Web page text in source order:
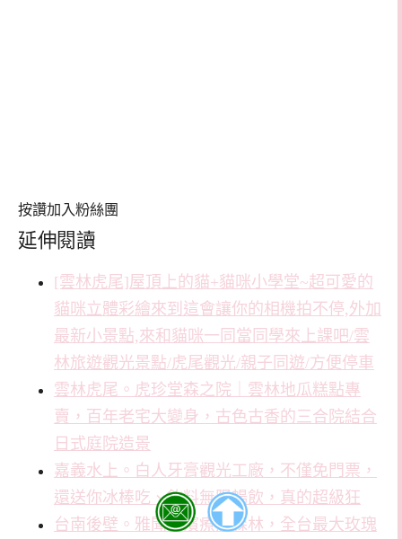
按讚加入粉絲團
延伸閱讀
[雲林虎尾]屋頂上的貓+貓咪小學堂~超可愛的
貓咪立體彩繪來到這會讓你的相機拍不停,外加
最新小景點,來和貓咪一同當同學來上課吧/雲
林旅遊觀光景點/虎尾觀光/親子同遊/方便停車
雲林虎尾。虎珍堂森之院｜雲林地瓜糕點專
賣，百年老宅大變身，古色古香的三合院結合
日式庭院造景
嘉義水上。白人牙膏觀光工廠，不僅免門票，
還送你冰棒吃、飲料無限暢飲，真的超級狂
台南後壁。雅聞湖濱療癒森林，全台最大玫瑰